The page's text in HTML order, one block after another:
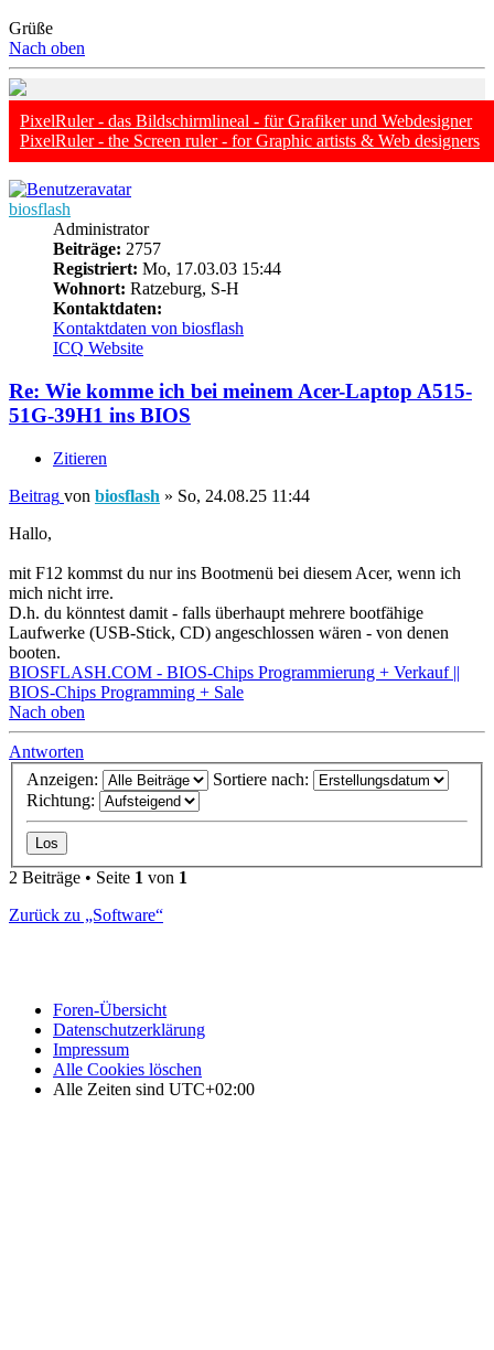
Grüße
Nach oben
PixelRuler - das Bildschirmlineal - für Grafiker und Webdesigner
PixelRuler - the Screen ruler - for Graphic artists & Web designers
biosflash
Administrator
Beiträge: 2757
Registriert: Mo, 17.03.03 15:44
Wohnort: Ratzeburg, S-H
Kontaktdaten:
Kontaktdaten von biosflash
ICQ Website
Re: Wie komme ich bei meinem Acer-Laptop A515-
51G-39H1 ins BIOS
Zitieren
Beitrag von biosflash » So, 24.08.25 11:44
Hallo,
mit F12 kommst du nur ins Bootmenü bei diesem Acer, wenn ich
mich nicht irre.
D.h. du könntest damit - falls überhaupt mehrere bootfähige
Laufwerke (USB-Stick, CD) angeschlossen wären - von denen
booten.
BIOSFLASH.COM - BIOS-Chips Programmierung + Verkauf ||
BIOS-Chips Programming + Sale
Nach oben
Antworten
Anzeigen:
Sortiere nach:
Richtung:
2 Beiträge • Seite 1 von 1
Zurück zu „Software“
Foren-Übersicht
Datenschutzerklärung
Impressum
Alle Cookies löschen
Alle Zeiten sind UTC+02:00